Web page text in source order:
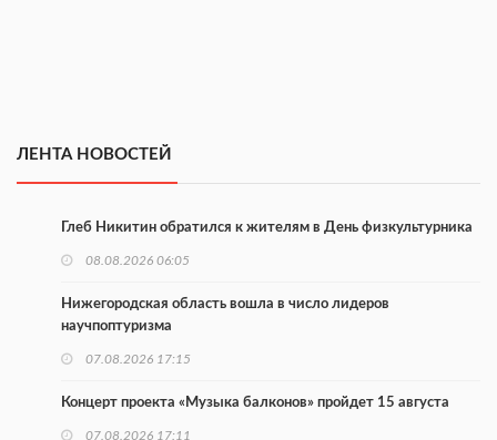
ЛЕНТА НОВОСТЕЙ
Глеб Никитин обратился к жителям в День физкультурника
08.08.2026 06:05
Нижегородская область вошла в число лидеров
научпоптуризма
07.08.2026 17:15
Концерт проекта «Музыка балконов» пройдет 15 августа
07.08.2026 17:11